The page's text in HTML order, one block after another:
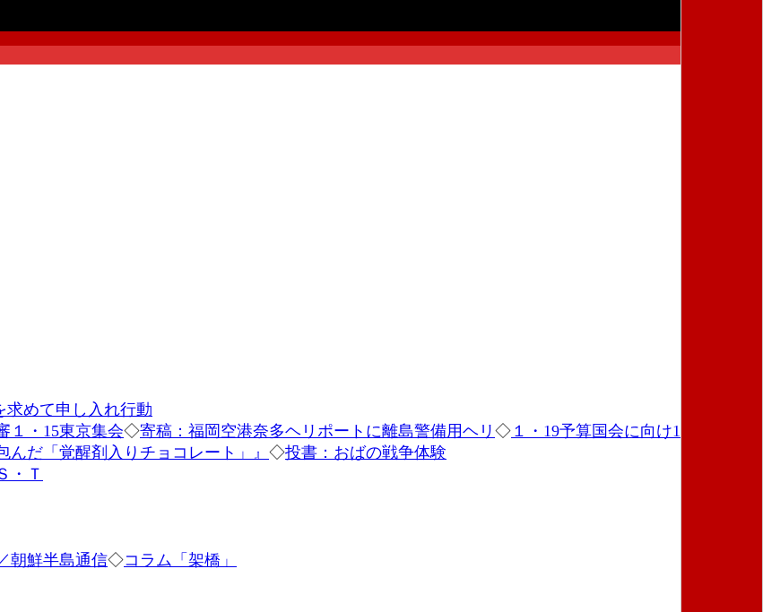
求めて申し入れ行動
１・15東京集会◇寄稿：福岡空港奈多ヘリポートに離島警備用ヘリ ◇ １・19予算国会に向け19日行動
だ「覚醒剤入りチョコレート」』 ◇投書：おばの戦争体験
・Ｔ
朝鮮半島通信◇コラム「架橋」